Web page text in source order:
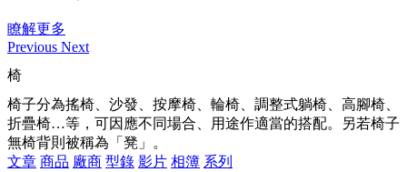
瞭解更多
Previous Next
椅
椅子分為搖椅、沙發、按摩椅、輪椅、調整式躺椅、高腳椅、
折疊椅…等，可因應不同場合、用途作適當的搭配。另若椅子
無椅背則被稱為「凳」。
文章 商品 廠商 型錄 影片 相簿 系列